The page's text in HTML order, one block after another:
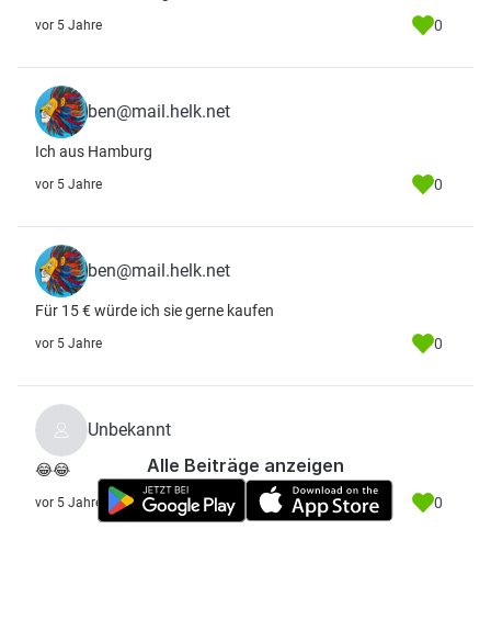
vor 5 Jahre 0
ben@mail.helk.net
Ich aus Hamburg
vor 5 Jahre 0
ben@mail.helk.net
Für 15 € würde ich sie gerne kaufen
vor 5 Jahre 0
Unbekannt
😂😂
vor 5 Jahre 0
Alle Beiträge anzeigen